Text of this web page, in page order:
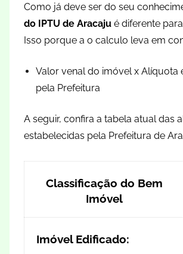
Como já deve ser do seu
do IPTU de Aracaju é diferente
Isso porque a o calculo leva em
Valor venal do imóvel x Alíquota
pela Prefeitura
A seguir, confira a tabela atual das
estabelecidas pela Prefeitura de
Classificação do Bem
Imóvel
Imóvel Edificado: